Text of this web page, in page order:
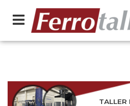
TALLER